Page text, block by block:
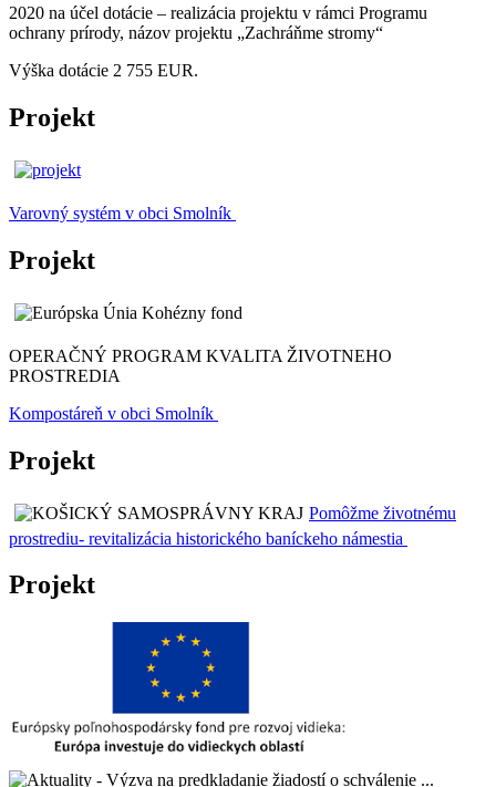
2020 na účel dotácie – realizácia projektu v rámci Programu
ochrany prírody, názov projektu „Zachráňme stromy“
Výška dotácie 2 755 EUR.
Projekt
Varovný systém v obci Smolník
Projekt
OPERAČNÝ PROGRAM KVALITA ŽIVOTNEHO
PROSTREDIA
Kompostáreň v obci Smolník
Projekt
Pomôžme životnému
prostrediu- revitalizácia historického baníckeho námestia
Projekt